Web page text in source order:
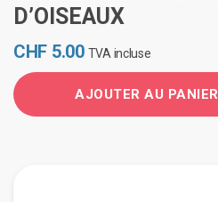
D’OISEAUX
CHF 5.00 TVA incluse
AJOUTER AU PANIER